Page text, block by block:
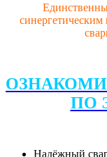
ПО
Надёжный